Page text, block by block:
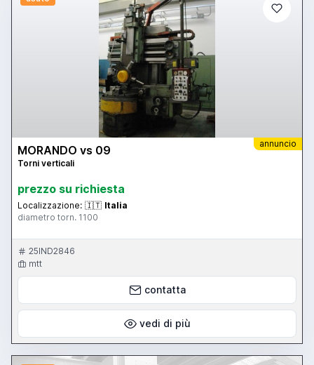
annuncio
MORANDO vs 09
Torni verticali
prezzo su richiesta
Localizzazione: 🇮🇹 Italia
diametro torn. 1100
25IND2846
mtt
contatta
vedi di più